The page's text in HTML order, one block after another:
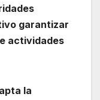
garantizar
actividades
la